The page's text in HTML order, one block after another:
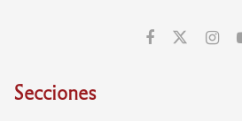
Secciones